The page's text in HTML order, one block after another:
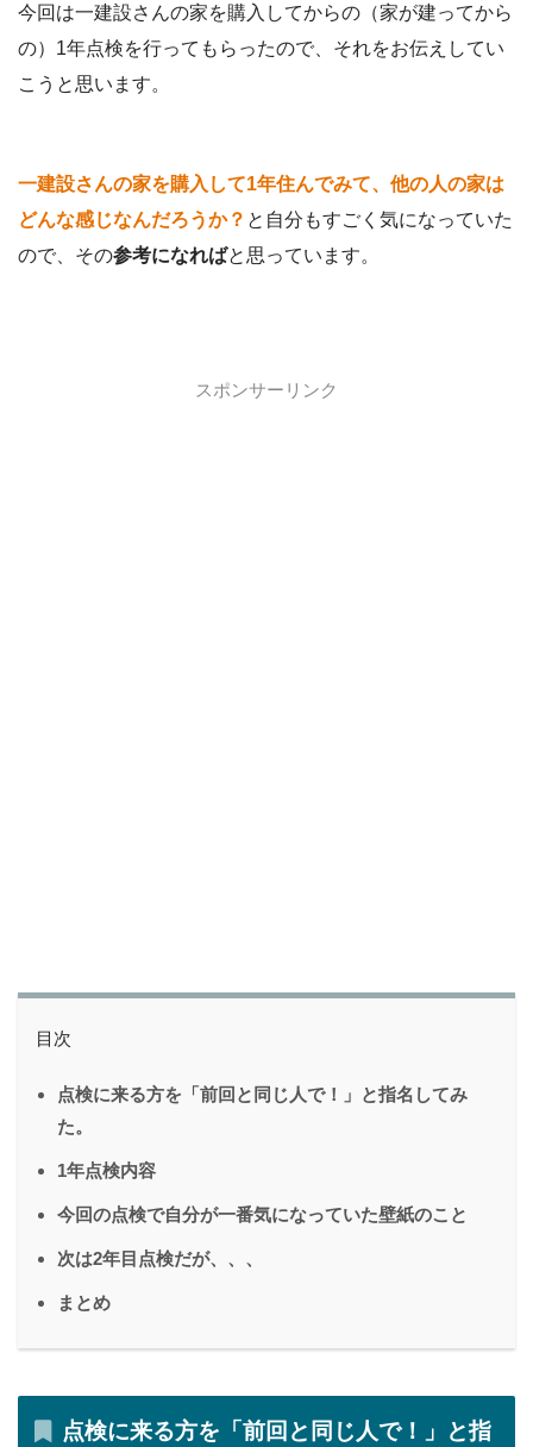
今回は一建設さんの家を購入してからの（家が建ってから
の）1年点検を行ってもらったので、それをお伝えしてい
こうと思います。
一建設さんの家を購入して1年住んでみて、他の人の家は
どんな感じなんだろうか？ と自分もすごく気になっていた
ので、その参考になればと思っています。
スポンサーリンク
目次
点検に来る方を「前回と同じ人で！」と指名してみ
た。
1年点検内容
今回の点検で自分が一番気になっていた壁紙のこと
次は2年目点検だが、、、
まとめ
点検に来る方を「前回と同じ人で！」と指